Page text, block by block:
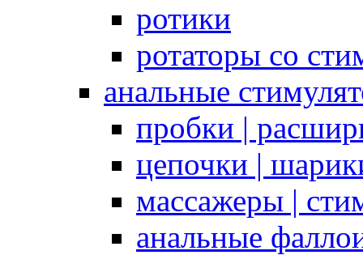
ротики
ротаторы со
анальные
пробки |
цепочки |
массажеры |
анальные